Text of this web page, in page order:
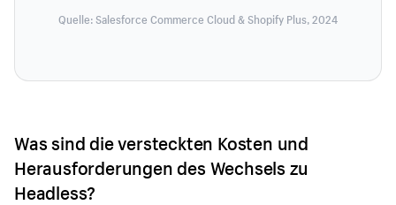
Quelle: Salesforce Commerce Cloud & Shopify Plus, 2024
Was sind die versteckten Kosten und
Herausforderungen des Wechsels zu
Headless?